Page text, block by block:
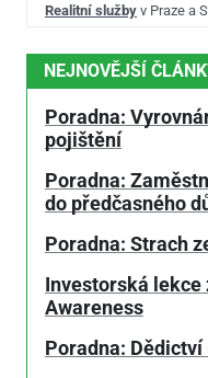
Realitní služby v Praze a
NEJNOVĚJŠÍ
Poradna:
pojištění
Poradna:
do předčasného
Poradna: Strach
Investorská lekce
Awareness
Poradna: